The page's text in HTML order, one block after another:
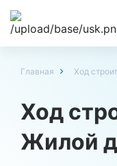
Главная Ход
Ход
Жилой